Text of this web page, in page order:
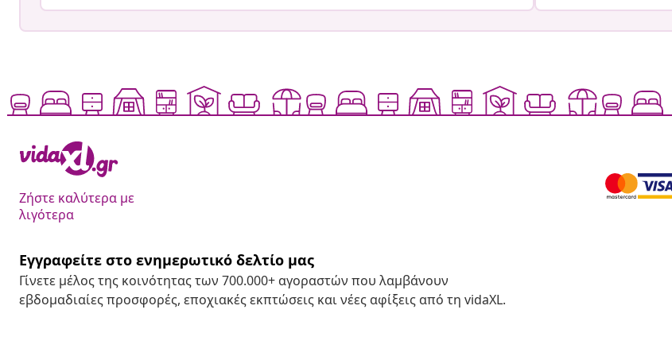
Ζήστε καλύτερα με
λιγότερα
Εγγραφείτε στο ενημερωτικό δελτίο μας
Γίνετε μέλος της κοινότητας των 700.000+ αγοραστών που λαμβάνουν
εβδομαδιαίες προσφορές, εποχιακές εκπτώσεις και νέες αφίξεις από τη vidaXL.